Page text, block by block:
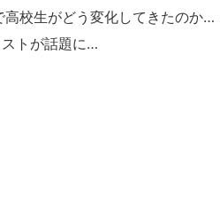
高校生がどう変化してきたのか…
トが話題に…